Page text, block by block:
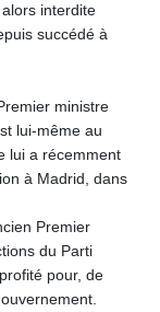
interdite
succédé à
ministre
lui-même au
lui a récemment
à Madrid, dans
Premier
du Parti
pour, de